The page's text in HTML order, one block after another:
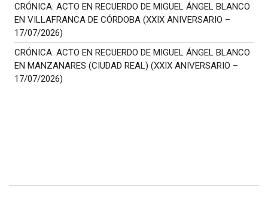
CRÓNICA: ACTO EN RECUERDO DE MIGUEL ÁNGEL BLANCO
EN VILLAFRANCA DE CÓRDOBA (XXIX ANIVERSARIO –
17/07/2026)
CRÓNICA: ACTO EN RECUERDO DE MIGUEL ÁNGEL BLANCO
EN MANZANARES (CIUDAD REAL) (XXIX ANIVERSARIO –
17/07/2026)